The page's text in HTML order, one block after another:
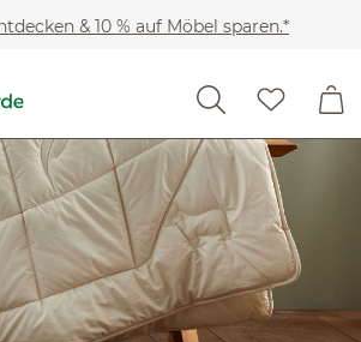
& 10 % auf Möbel sparen.*